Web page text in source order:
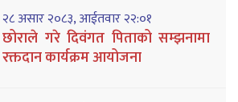
२८ असार २०८३, आईतवार २२:०१
छोराले गरे दिवंगत पिताको सम्झनामा
रक्तदान कार्यक्रम आयोजना